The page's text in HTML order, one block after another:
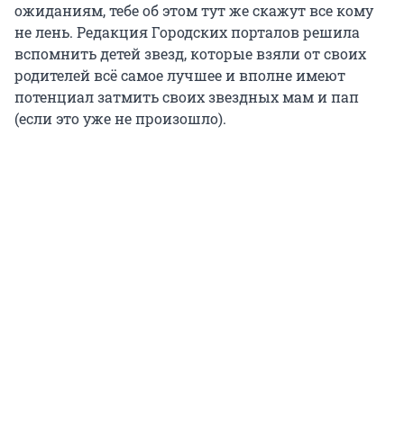
ожиданиям, тебе об этом тут же скажут все кому
не лень. Редакция Городских порталов решила
вспомнить детей звезд, которые взяли от своих
родителей всё самое лучшее и вполне имеют
потенциал затмить своих звездных мам и пап
(если это уже не произошло).